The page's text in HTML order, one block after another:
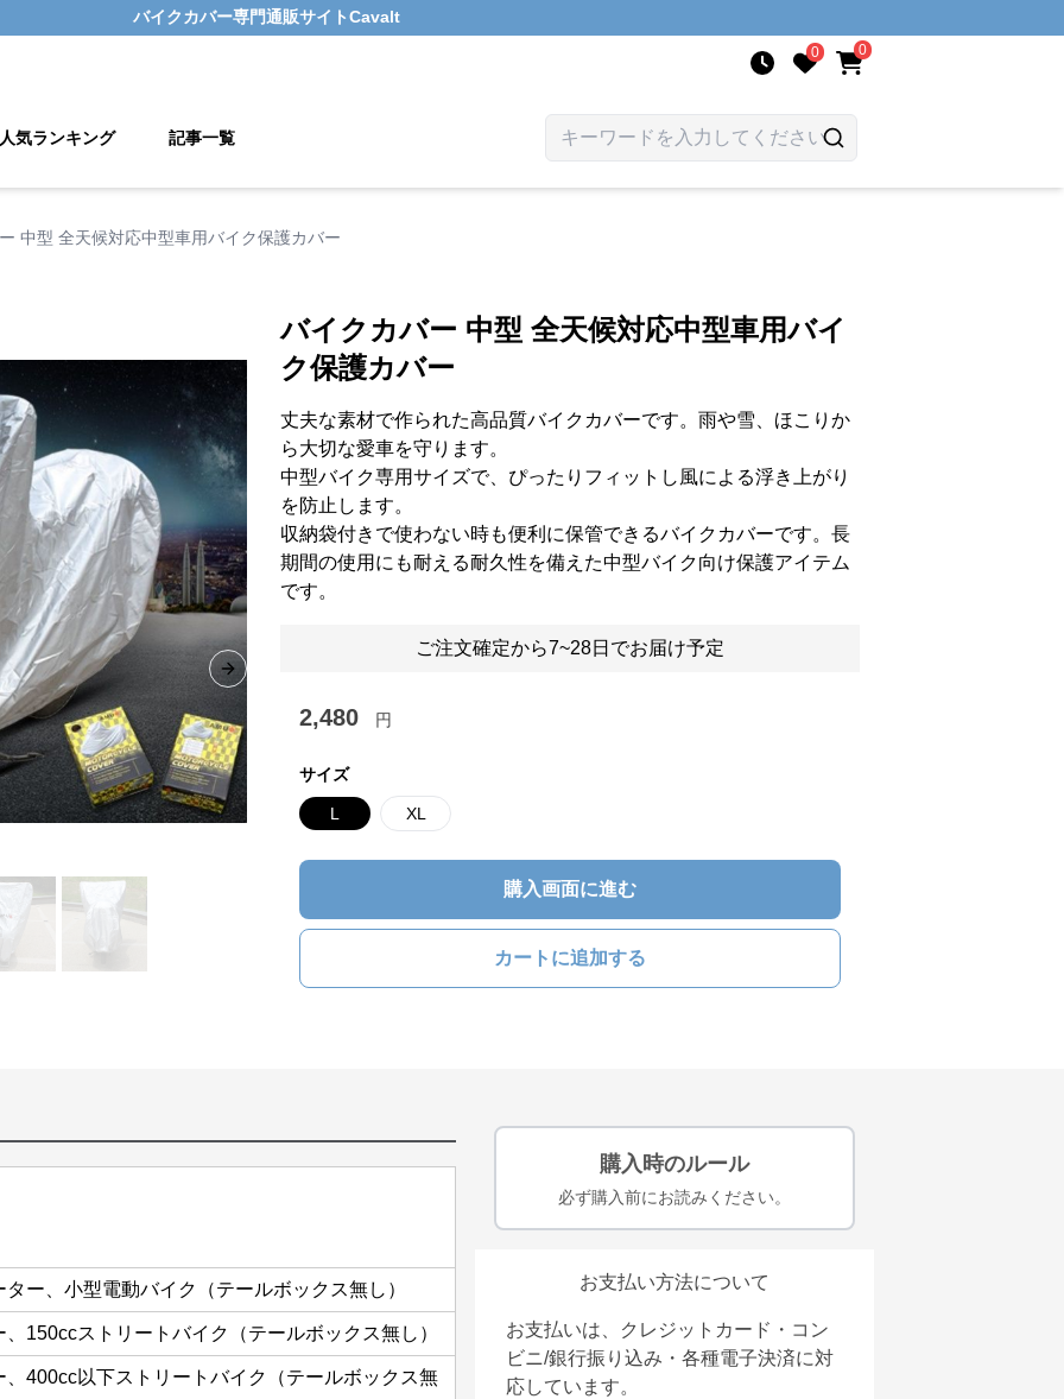
バイクカバー専門通販サイトCavalt
0 0
人気ランキング 記事一覧
中型 全天候対応中型車用バイク保護カバー
Next slide
バイクカバー 中型 全天候対応中型車用バイ
ク保護カバー
丈夫な素材で作られた高品質バイクカバーです。雨や雪、ほこりか
ら大切な愛車を守ります。
中型バイク専用サイズで、ぴったりフィットし風による浮き上がり
を防止します。
収納袋付きで使わない時も便利に保管できるバイクカバーです。長
期間の使用にも耐える耐久性を備えた中型バイク向け保護アイテム
です。
ご注文確定から7~28日でお届け予定
2,480 円
サイズ
L XL
購入画面に進む
カートに追加する
ー、小型電動バイク（テールボックス無し）
150ccストリートバイク（テールボックス無し）
、400cc以下ストリートバイク（テールボックス無
購入時のルール
必ず購入前にお読みください。
お支払い方法について
お支払いは、クレジットカード・コン
ビニ/銀行振り込み・各種電子決済に対
応しています。